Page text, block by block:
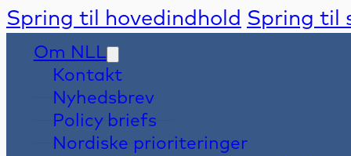
Spring til hovedindhold Spring til
Om NLL
Kontakt
Nyhedsbrev
Policy briefs
Nordiske prioriteringer